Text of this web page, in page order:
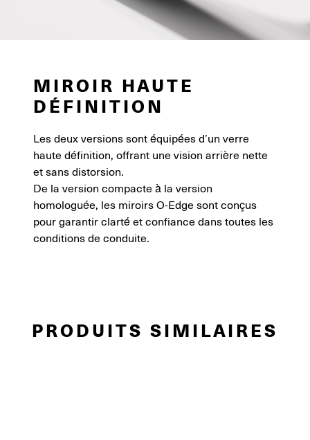
MIROIR HAUTE
DÉFINITION
Les deux versions sont équipées d’un verre
haute définition, offrant une vision arrière nette
et sans distorsion.
De la version compacte à la version
homologuée, les miroirs O-Edge sont conçus
pour garantir clarté et confiance dans toutes les
conditions de conduite.
PRODUITS SIMILAIRES